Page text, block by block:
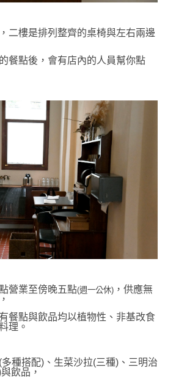
二樓是排列整齊的桌椅與左右兩邊
餐點後，會有店內的人員幫你點
營業至傍晚五點(週一公休) ，供應無
餐點與飲品均以植物性、非基改食
理。
種搭配)、生菜沙拉(三種)、三明治
飲品，